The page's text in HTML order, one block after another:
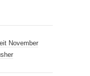
November